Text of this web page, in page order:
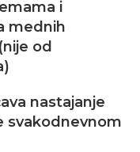
i
mednih
od
nastajanje
svakodnevnom